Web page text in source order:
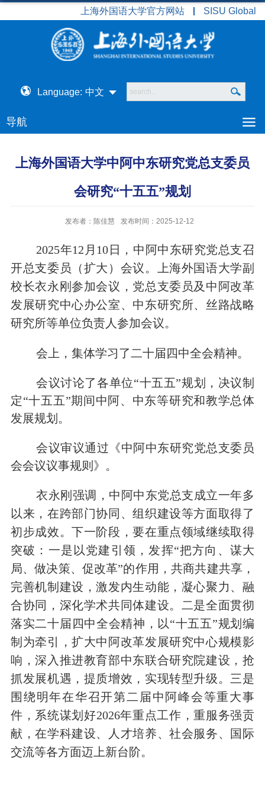
上海外国语大学官方网站 SISU Global
Language: 中文
导航
上海外国语大学中阿中东研究党总支委员
会研究“十五五”规划
发布者：陈佳慧 发布时间：2025-12-12
2025年12 月 10 日，中阿中东研究党总支召
开总支委员（扩大）会议。上海外国语大学副
校长衣永刚参加会议，党总支委员及中阿改革
发展研究中心办公室、中东研究所、丝路战略
研究所等单位负责人参加会议。
会上，集体学习了二十届四中全会精神。
会议讨论了各单位“十五五”规划，决议制
定“十五五”期间中阿、中东等研究和教学总体
发展规划。
会议审议通过《中阿中东研究党总支委员
会会议议事规则》。
衣永刚强调，中阿中东党总支成立一年多
以来，在跨部门协同、组织建设等方面取得了
初步成效。下一阶段，要在重点领域继续取得
突破：一是以党建引领，发挥“把方向、谋大
局、做决策、促改革”的作用，共商共建共享，
完善机制建设，激发内生动能，凝心聚力、融
合协同，深化学术共同体建设。二是全面贯彻
落实二十届四中全会精神，以“十五五”规划编
制为牵引，扩大中阿改革发展研究中心规模影
响，深入推进教育部中东联合研究院建设，抢
抓发展机遇，提质增效，实现转型升级。三是
围绕明年在华召开第二届中阿峰会等重大事
件，系统谋划好2026年重点工作，重服务强贡
献，在学科建设、人才培养、社会服务、国际
交流等各方面迈上新台阶。